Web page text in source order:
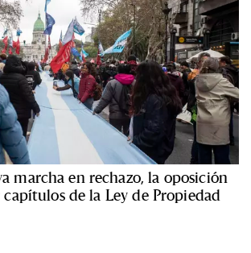
marcha en rechazo, la oposición
de la Ley de Propiedad